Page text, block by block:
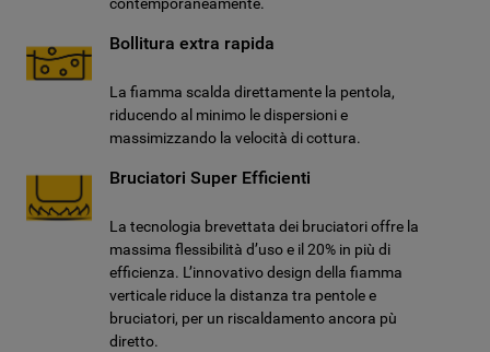
Bollitura extra rapida
La fiamma scalda direttamente la pentola,
riducendo al minimo le dispersioni e
massimizzando la velocità di cottura.
Bruciatori Super Efficienti
La tecnologia brevettata dei bruciatori offre la
massima flessibilità d’uso e il 20% in più di
efficienza. L’innovativo design della fiamma
verticale riduce la distanza tra pentole e
bruciatori, per un riscaldamento ancora pù
diretto.